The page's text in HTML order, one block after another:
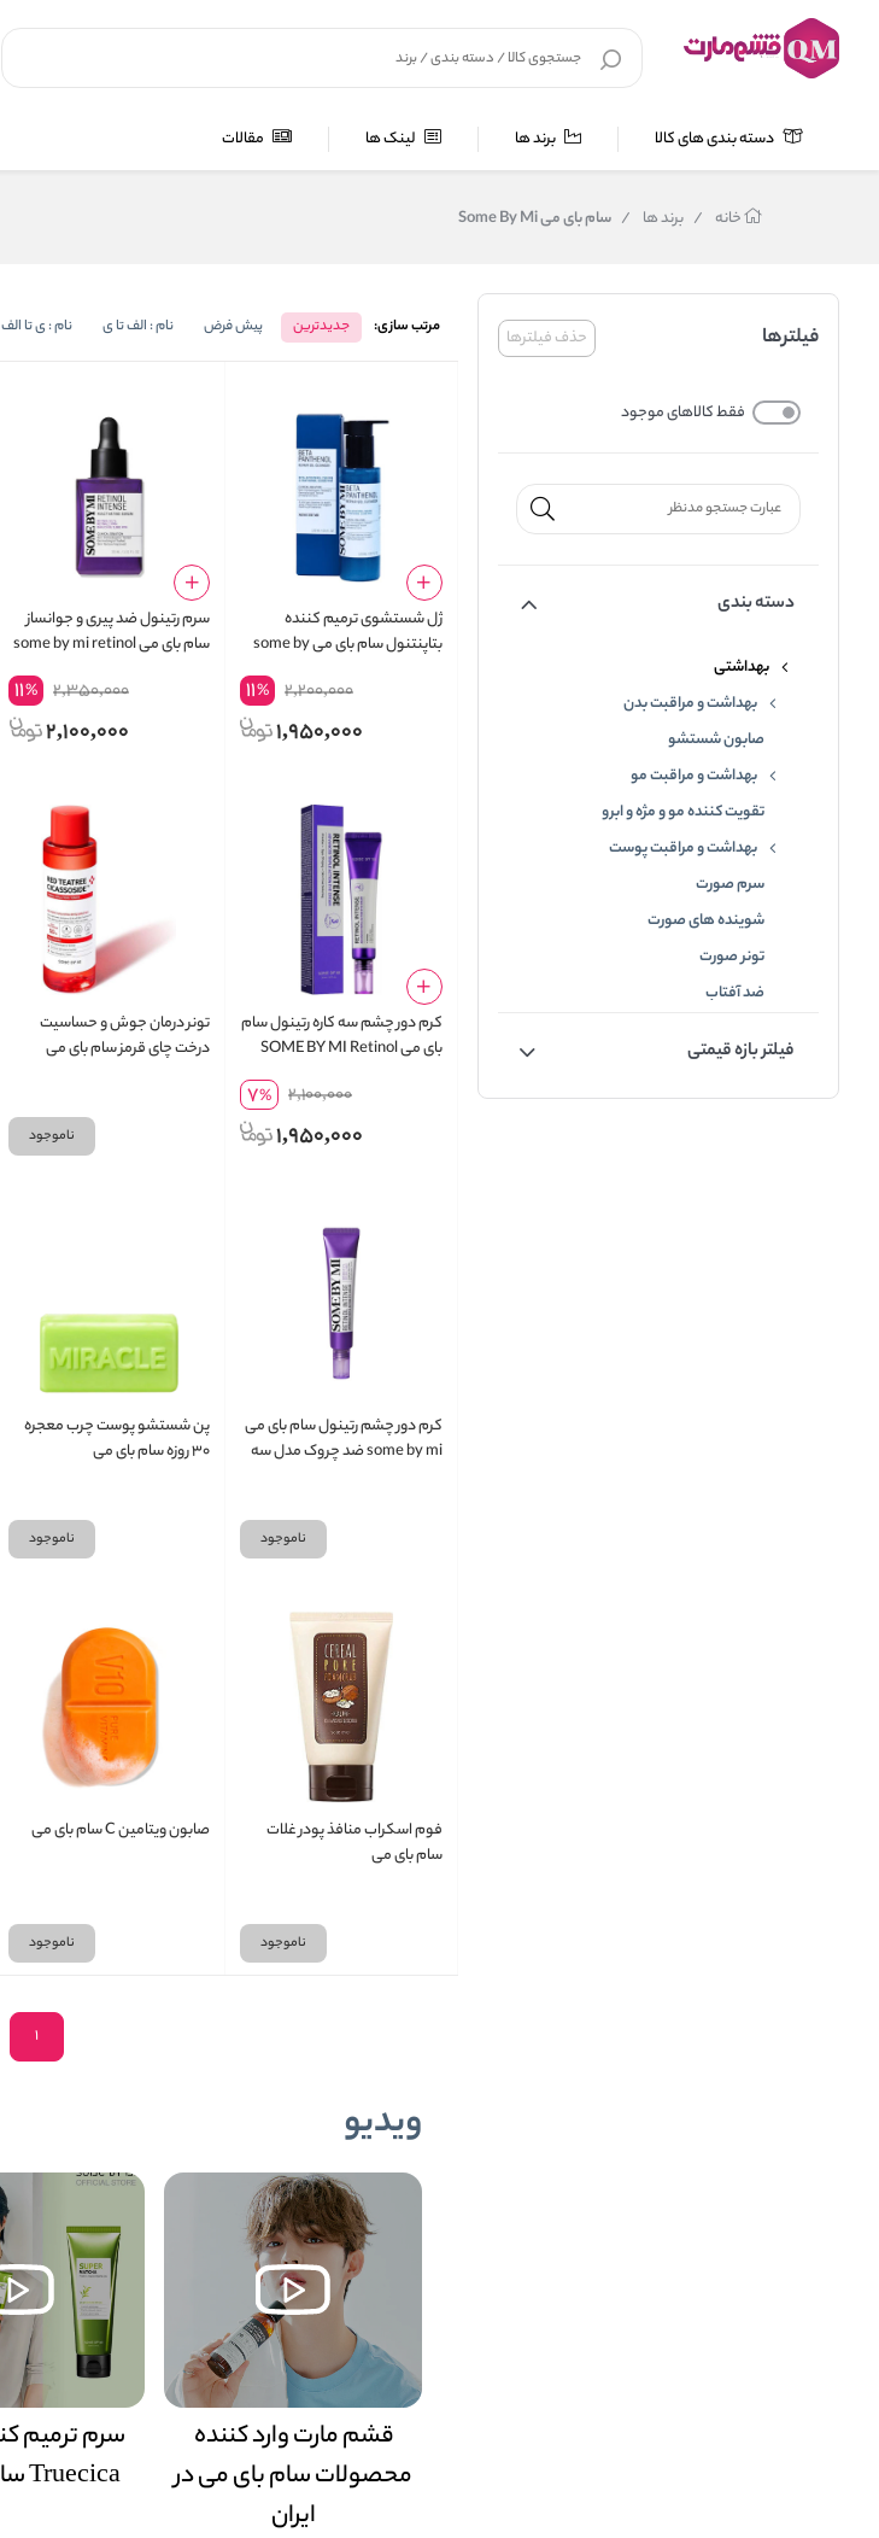
دسته بندی های کالا برند ها لینک ها مقالات
خانه / برند ها / سام بای می Some By Mi
حذف فیلترها فیلترها
فقط کالاهای موجود
دسته بندی
بهداشتی
بهداشت و مراقبت بدن
صابون شستشو
بهداشت و مراقبت مو
تقویت کننده مو و مژه و ابرو
بهداشت و مراقبت پوست
سرم صورت
شوینده های صورت
تونر صورت
ضد آفتاب
روشن کننده
دور چشم
فیلتر بازه قیمتی
مرتب سازی: جدیدترین پیش فرض نام : الف تا ی نام : ی تا الف
ژل شستشوی ترمیم کننده
بتاپنتنول سام بای می some by
mi beta panthenol repair gel
2,200,000
11%
1,950,000
سرم رتینول ضد پیری و جوانساز
سام بای می some by mi retinol
intense reactivating serum
2,350,000
11%
2,100,000
کرم دور چشم سه کاره رتینول سام
بای می SOME BY MI Retinol
Action Eye Cream
2,100,000
7%
1,950,000
تونر درمان جوش و حساسیت
درخت چای قرمز سام بای می
ناموجود
کرم دور چشم رتینول سام بای می
some by mi ضد چروک مدل سه
ناموجود
پن شستشو پوست چرب معجره
۳۰ روزه سام بای می
ناموجود
فوم اسکراب منافذ پودر غلات
سام بای می
ناموجود
صابون ویتامین C سام بای می
ناموجود
1
ویدیو
قشم مارت وارد کننده
محصولات سام بای می در
ایران
Truecica سام بای می